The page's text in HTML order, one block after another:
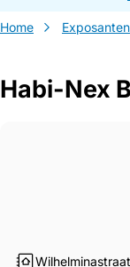
Home Exposanten
Habi-Nex